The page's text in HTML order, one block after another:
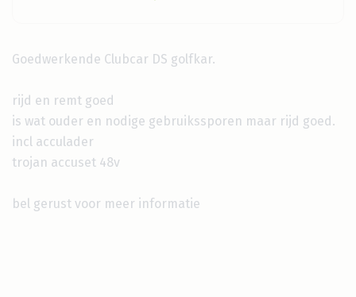
Goedwerkende Clubcar DS golfkar.
rijd en remt goed
is wat ouder en nodige gebruikssporen maar rijd goed.
incl acculader
trojan accuset 48v
bel gerust voor meer informatie